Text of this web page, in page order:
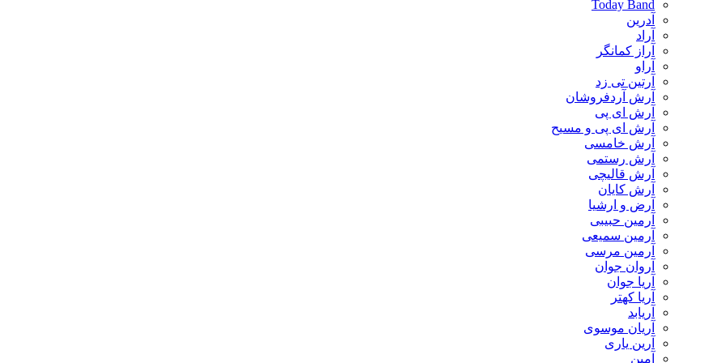
Today Band
آدرین
آراد
آراز کمانگر
آراو
آرتین تی زد
آرش آردفروشان
آرش ای پی
آرش ای پی و مسیح
آرش خامسی
آرش رستمی
آرش قالیچی
آرش کایان
​آرض و ارشیا
آرمین حبیبی
آرمین سمیعی
آرمین مرسی
آروان جوان
آریا جوان
آریا کهتر
آریابد
آریان موسوی
آرین یاری
آمین